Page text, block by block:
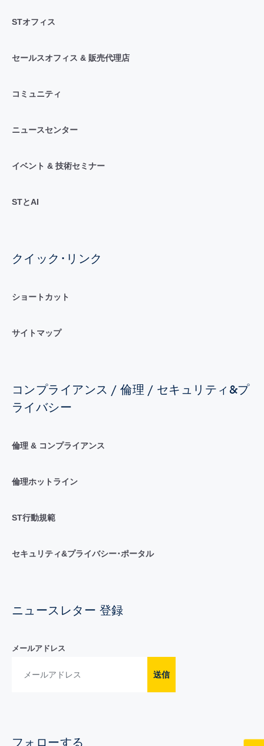
STオフィス
セールスオフィス & 販売代理店
コミュニティ
ニュースセンター
イベント & 技術セミナー
STとAI
クイック･リンク
ショートカット
サイトマップ
コンプライアンス / 倫理 / セキュリティ&プ
ライバシー
倫理 & コンプライアンス
倫理ホットライン
ST行動規範
セキュリティ&プライバシー･ポータル
ニュースレター 登録
メールアドレス
送信
フォローする